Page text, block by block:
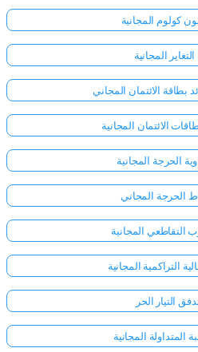
كولوم المجانية
المجانية
بطاقة الائتمان المجاني
الائتمان المجانية
الحرجة المجانية
الحرجة المجاني
التقاطعي المجانية
التراكمية المجانية
التيار الحر
المتداولة المجانية